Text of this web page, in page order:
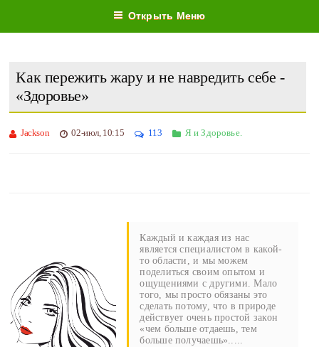
Открыть Меню
Как пережить жару и не навредить себе -
«Здоровье»
Jackson 02-июл, 10:15 113 Я и Здоровье.
Каждый и каждая из нас
является специалистом в какой-
то области, и мы можем
поделиться своим опытом и
ощущениями с другими. Мало
того, мы просто обязаны это
сделать потому, что в природе
действует очень простой закон
«чем больше отдаешь, тем
больше получаешь».....